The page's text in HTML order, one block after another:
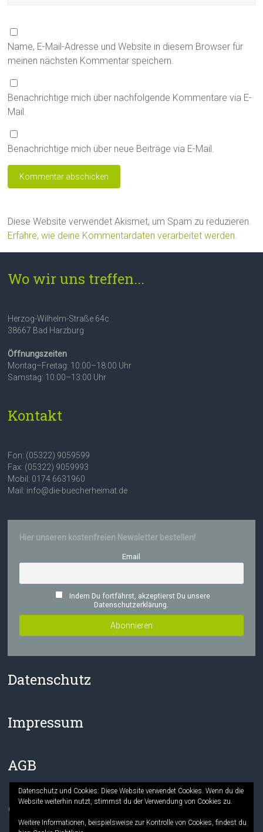
Name, E-Mail-Adresse und Website in diesem Browser für
meinen nächsten Kommentar speichern.
Benachrichtige mich über nachfolgende Kommentare via E-
Mail.
Benachrichtige mich über neue Beiträge via E-Mail.
Diese Website verwendet Akismet, um Spam zu reduzieren.
Erfahre, wie deine Kommentardaten verarbeitet werden.
Wo wir uns treffen...
Herzog-Wilhelm-Straße 64c
38667 Bad Harzburg
Öffnungszeiten
Montag–Freitag: 10:00–18:00 Uhr
Samstag: 10:00–13:00 Uhr
Kontakt
Fon: (05322) 9059599
Fax: (05322) 9059993
Mobil: 0174 6631960
Mail: info@die-buecherheimat.de
Hier unseren kostenfreien Newsletter bestellen!
Email
Indem Du fortfährst, akzeptierst Du unsere
Datenschutzerklärung.
Datenschutz
Impressum
AGB
Facebook
Instagram
Datenschutz und Cookies: Diese Website verwendet Cookies. Wenn du die
Website weiterhin nutzt, stimmst du der Verwendung von Cookies zu.
Weitere Informationen, beispielsweise zur Kontrolle von Cookies, findest du